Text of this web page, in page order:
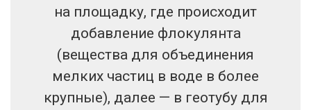
на площадку, где происходит
добавление флокулянта
(вещества для объединения
мелких частиц в воде в более
крупные), далее — в геотубу для